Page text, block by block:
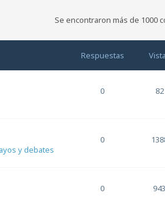
Se encontraron más de 1000
Respuestas
0 82
y debates
0
0 943